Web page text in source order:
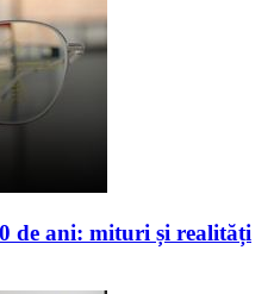
de ani: mituri și realități